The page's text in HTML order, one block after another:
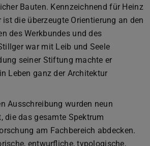
Bauten. Kennzeichnend für Heinz
die überzeugte Orientierung an den
des Werkbundes und des
war mit Leib und Seele
seiner Stiftung machte er
Leben ganz der Architektur
Ausschreibung wurden neun
die das gesamte Spektrum
am Fachbereich abdecken.
entwurfliche, typologische,